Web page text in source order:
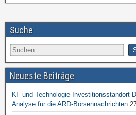
Suche
Neueste Beiträge
KI- und Technologie-Investitionsstandort
Analyse für die ARD-Börsennachrichten